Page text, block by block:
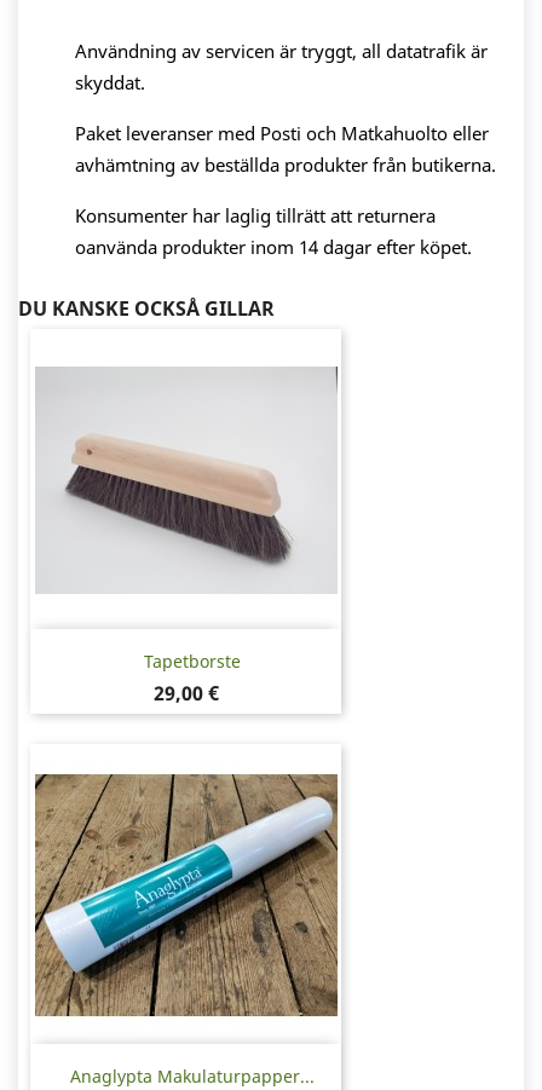
Användning av servicen är tryggt, all datatrafik är
skyddat.
Paket leveranser med Posti och Matkahuolto eller
avhämtning av beställda produkter från butikerna.
Konsumenter har laglig tillrätt att returnera
oanvända produkter inom 14 dagar efter köpet.
DU KANSKE OCKSÅ GILLAR
Tapetborste
Pris
29,00 €
Anaglypta Makulaturpapper...